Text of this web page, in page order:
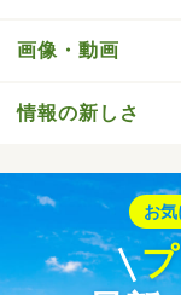
画像・動画
情報の新しさ
お